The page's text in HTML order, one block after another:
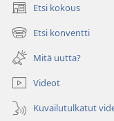
Etsi kokous
(avaa
uuden
ikkunan)
Etsi konventti
(avaa
uuden
ikkunan)
Mitä uutta?
Videot
Kuvailutulkatut